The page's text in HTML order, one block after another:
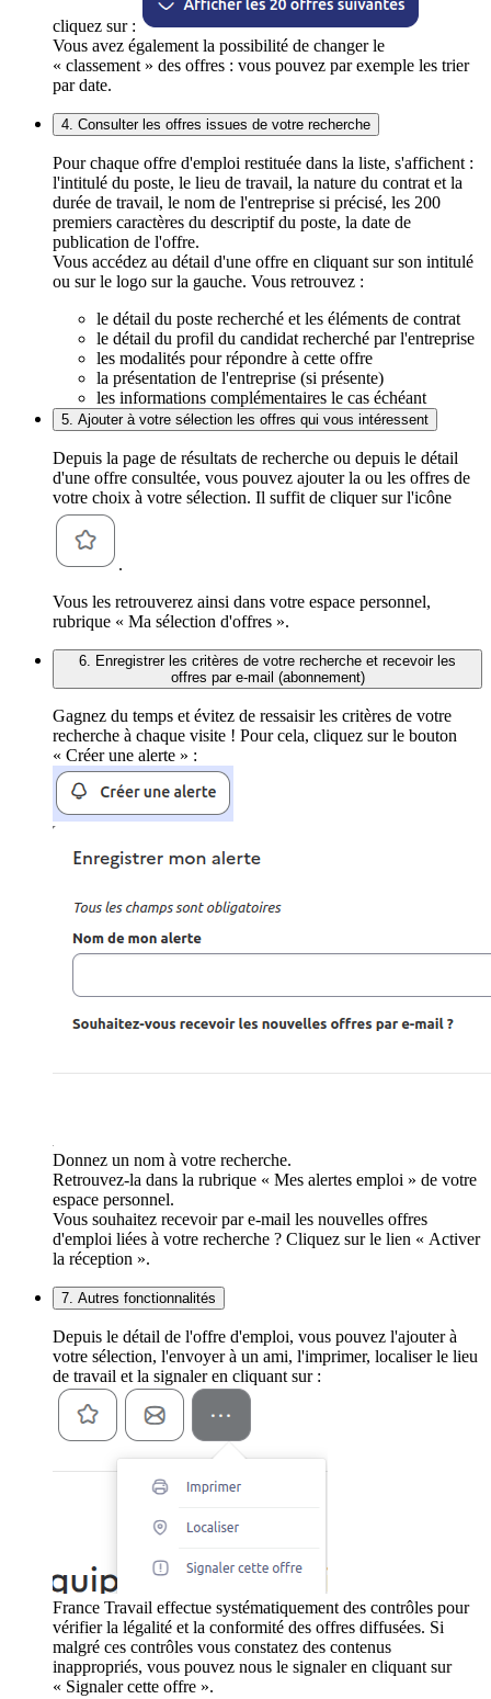
cliquez sur :
Vous avez également la possibilité de changer le
« classement » des offres : vous pouvez par exemple les trier
par date.
4. Consulter les offres issues de votre recherche
Pour chaque offre d'emploi restituée dans la liste, s'affichent :
l'intitulé du poste, le lieu de travail, la nature du contrat et la
durée de travail, le nom de l'entreprise si précisé, les 200
premiers caractères du descriptif du poste, la date de
publication de l'offre.
Vous accédez au détail d'une offre en cliquant sur son intitulé
ou sur le logo sur la gauche. Vous retrouvez :
le détail du poste recherché et les éléments de contrat
le détail du profil du candidat recherché par l'entreprise
les modalités pour répondre à cette offre
la présentation de l'entreprise (si présente)
les informations complémentaires le cas échéant
5. Ajouter à votre sélection les offres qui vous intéressent
Depuis la page de résultats de recherche ou depuis le détail
d'une offre consultée, vous pouvez ajouter la ou les offres de
votre choix à votre sélection. Il suffit de cliquer sur l'icône
.
Vous les retrouverez ainsi dans votre espace personnel,
rubrique « Ma sélection d'offres ».
6. Enregistrer les critères de votre recherche et recevoir les
offres par e-mail (abonnement)
Gagnez du temps et évitez de ressaisir les critères de votre
recherche à chaque visite ! Pour cela, cliquez sur le bouton
« Créer une alerte » :
Donnez un nom à votre recherche.
Retrouvez-la dans la rubrique « Mes alertes emploi » de votre
espace personnel.
Vous souhaitez recevoir par e-mail les nouvelles offres
d'emploi liées à votre recherche ? Cliquez sur le lien « Activer
la réception ».
7. Autres fonctionnalités
Depuis le détail de l'offre d'emploi, vous pouvez l'ajouter à
votre sélection, l'envoyer à un ami, l'imprimer, localiser le lieu
de travail et la signaler en cliquant sur :
France Travail effectue systématiquement des contrôles pour
vérifier la légalité et la conformité des offres diffusées. Si
malgré ces contrôles vous constatez des contenus
inappropriés, vous pouvez nous le signaler en cliquant sur
« Signaler cette offre ».